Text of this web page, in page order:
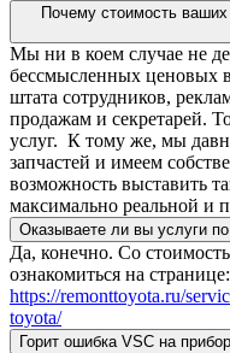
Почему стоимость
Мы ни в коем случае не
бессмысленных ценовых
штата сотрудников,
продажам и секретарей.
услуг. К тому же, мы
запчастей и имеем
возможность выставить
максимально реальной и
Оказываете ли вы услуги
Да, конечно. Со
ознакомиться на странице:
https://remonttoyota.ru/
toyota/
Горит ошибка VSC на